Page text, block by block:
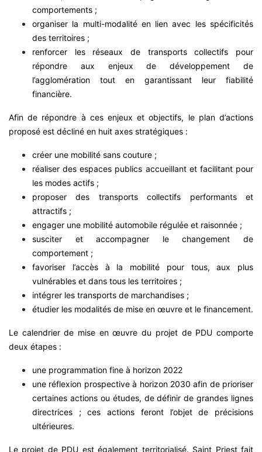
comportements ;
organiser la multi-modalité en lien avec les spécificités
des territoires ;
renforcer les réseaux de transports collectifs pour
répondre aux enjeux de développement de
l’agglomération tout en garantissant leur fiabilité
financière.
Afin de répondre à ces enjeux et objectifs, le plan d’actions
proposé est décliné en huit axes stratégiques :
créer une mobilité sans couture ;
réaliser des espaces publics accueillant et facilitant pour
les modes actifs ;
proposer des transports collectifs performants et
attractifs ;
engager une mobilité automobile régulée et raisonnée ;
susciter et accompagner le changement de
comportement ;
favoriser l’accès à la mobilité pour tous, aux plus
vulnérables et dans tous les territoires ;
intégrer les transports de marchandises ;
étudier les modalités de mise en œuvre et le financement.
Le calendrier de mise en œuvre du projet de PDU comporte
deux étapes :
une programmation fine à horizon 2022
une réflexion prospective à horizon 2030 afin de prioriser
certaines actions ou études, de définir de grandes lignes
directrices ; ces actions feront l’objet de précisions
ultérieures.
Le projet de PDU est également territorialisé. Saint Priest fait